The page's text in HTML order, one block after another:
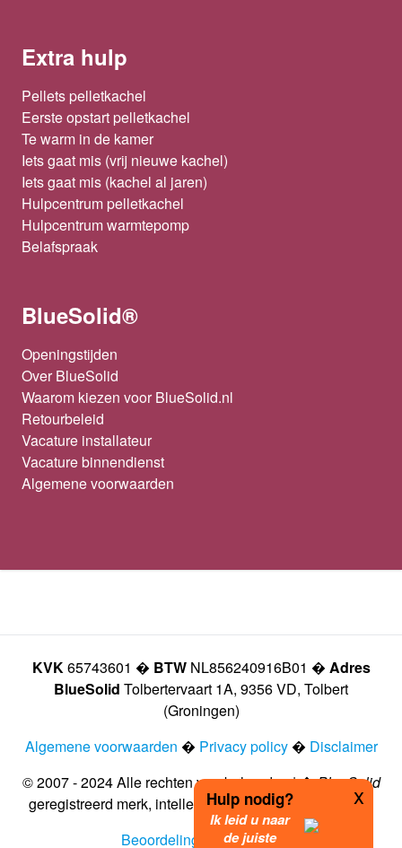
Extra hulp
Pellets pelletkachel
Eerste opstart pelletkachel
Te warm in de kamer
Iets gaat mis (vrij nieuwe kachel)
Iets gaat mis (kachel al jaren)
Hulpcentrum pelletkachel
Hulpcentrum warmtepomp
Belafspraak
BlueSolid®
Openingstijden
Over BlueSolid
Waarom kiezen voor BlueSolid.nl
Retourbeleid
Vacature installateur
Vacature binnendienst
Algemene voorwaarden
KVK65743601 � BTWNL856240916B01 � Adres
BlueSolid Tolbertervaart 1A, 9356 VD, Tolbert
(Groningen)
Algemene voorwaarden � Privacy policy� Disclaimer
© 2007 - 2024 Alle rechten voorbehouden | �BlueSolid
geregistreerd merk, intellectueel eigendom vastgelegd
Beoordeling door klanten
x
Hulp nodig?
Ik leid u naar
de juiste